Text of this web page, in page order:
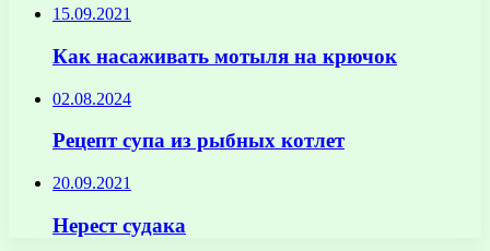
15.09.2021
Как насаживать мотыля на крючок
02.08.2024
Рецепт супа из рыбных котлет
20.09.2021
Нерест судака